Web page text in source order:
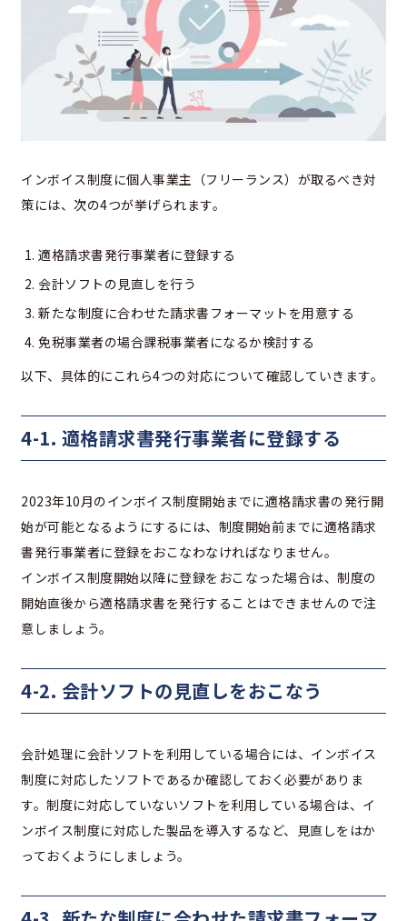
インボイス制度に個人事業主（フリーランス）が取るべき対
策には、次の4つが挙げられます。
適格請求書発行事業者に登録する
会計ソフトの見直しを行う
新たな制度に合わせた請求書フォーマットを用意する
免税事業者の場合課税事業者になるか検討する
以下、具体的にこれら4つの対応について確認していきます。
4-1. 適格請求書発行事業者に登録する
2023年10月のインボイス制度開始までに適格請求書の発行開
始が可能となるようにするには、制度開始前までに適格請求
書発行事業者に登録をおこなわなければなりません。
インボイス制度開始以降に登録をおこなった場合は、制度の
開始直後から適格請求書を発行することはできませんので注
意しましょう。
4-2. 会計ソフトの見直しをおこなう
会計処理に会計ソフトを利用している場合には、インボイス
制度に対応したソフトであるか確認しておく必要がありま
す。制度に対応していないソフトを利用している場合は、イ
ンボイス制度に対応した製品を導入するなど、見直しをはか
っておくようにしましょう。